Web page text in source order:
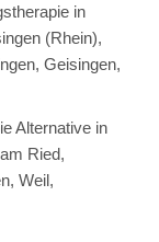
in
(Rhein),
Geisingen,
Alternative in
Ried,
Weil,